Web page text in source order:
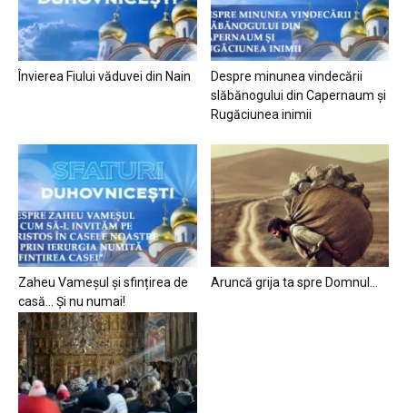
Învierea Fiului văduvei din Nain
Despre minunea vindecării
slăbănogului din Capernaum și
Rugăciunea inimii
Zaheu Vameșul și sfințirea de
casă… Și nu numai!
Aruncă grija ta spre Domnul…